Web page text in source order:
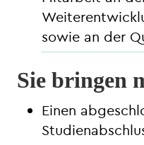
sowie an der
Sie bringen
Einen